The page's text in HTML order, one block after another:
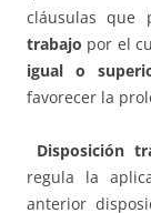
cláusulas que
trabajo por el
igual o
favorecer la
Disposición
regula la
anterior